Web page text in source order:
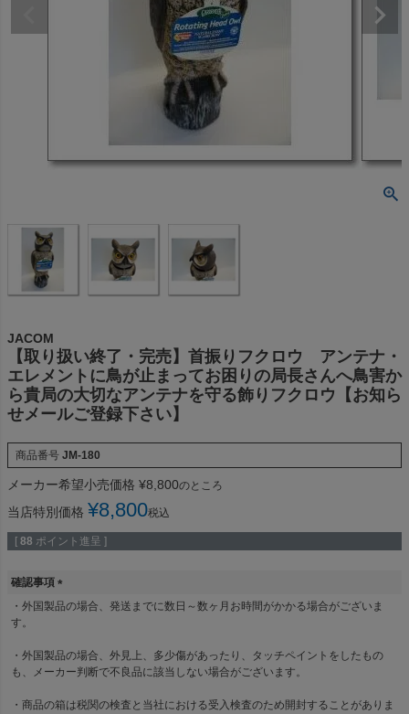
JACOM
【取り扱い終了・完売】首振りフクロウ アンテナ・
エレメントに鳥が止まってお困りの局長さんへ鳥害か
ら貴局の大切なアンテナを守る飾りフクロウ【お知ら
せメールご登録下さい】
商品番号 JM-180
メーカー希望小売価格 ¥8,800のところ
当店特別価格 ¥8,800税込
[ 88 ポイント進呈 ]
確認事項
(
)
・外国製品の場合、発送までに数日～数ヶ月お時間がかかる場合がございま
す。
・外国製品の場合、外見上、多少傷があったり、タッチペイントをしたもの
も、メーカー判断で不良品に該当しない場合がございます。
・商品の箱は税関の検査と当社における受入検査のため開封することがありま